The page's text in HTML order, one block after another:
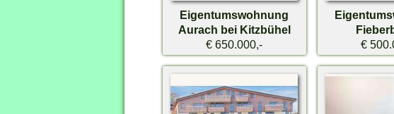
Eigentumswohnung
Aurach bei Kitzbühel
€ 650.000,-
€